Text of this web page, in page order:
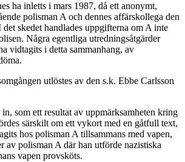
ha inletts i mars 1987, då ett anonymt,
polisman A och dennes affärskollega den
skedet handlades uppgifterna om A inte
Några egentliga utredningsåtgärder
vidtagits i detta sammanhang, av
utlöstes av den s.k. Ebbe Carlsson
som ett resultat av uppmärksamheten kring
särskilt om ett vykort med en gåtfull text,
hos polisman A tillsammans med vapen,
av polisman A där han utförde nazistiska
vapen provsköts.